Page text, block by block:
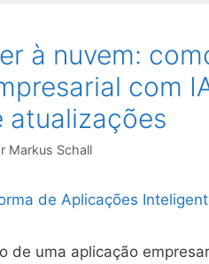
à nuvem:
com
atualizações
Markus Schall
de uma aplicação